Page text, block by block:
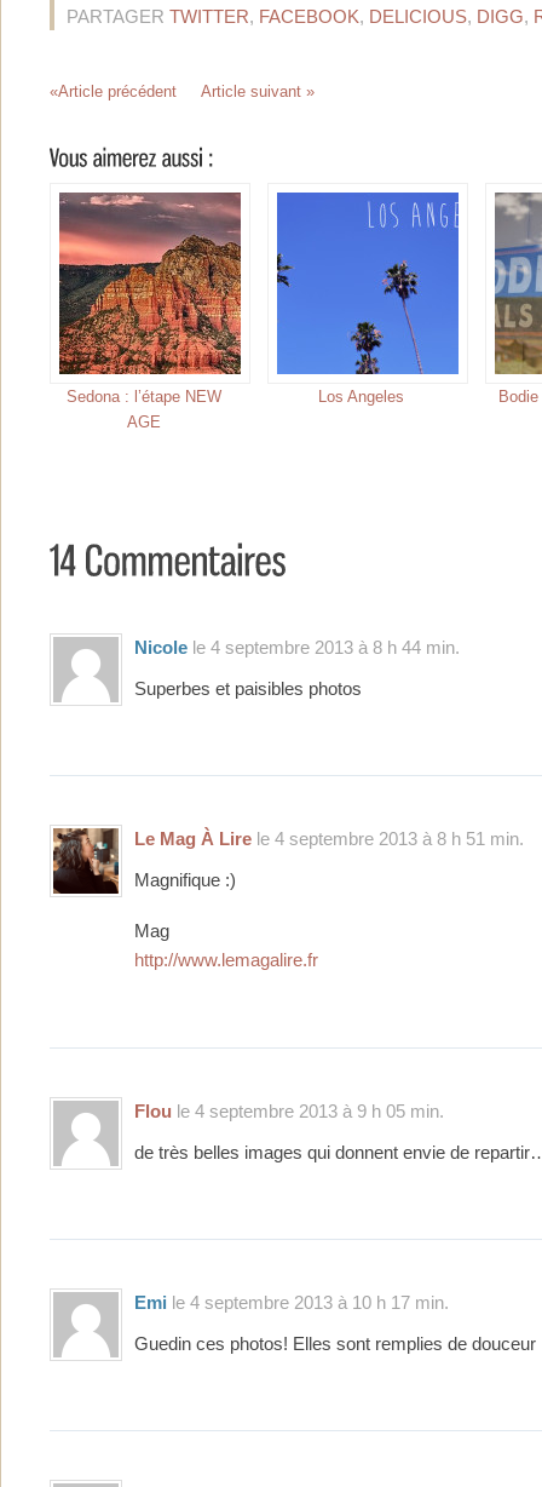
PARTAGER TWITTER, FACEBOOK, DELICIOUS, DIGG,
«Article précédent Article suivant »
Sedona : l’étape NEW
AGE
Los Angeles
Nicole le 4 septembre 2013 à 8 h 44 min.
Superbes et paisibles photos
Le Mag À Lire le 4 septembre 2013 à 8 h 51 min.
Magnifique :)
Mag
http://www.lemagalire.fr
Flou le 4 septembre 2013 à 9 h 05 min.
de très belles images qui donnent envie de
Emi le 4 septembre 2013 à 10 h 17 min.
Guedin ces photos! Elles sont remplies de douceur